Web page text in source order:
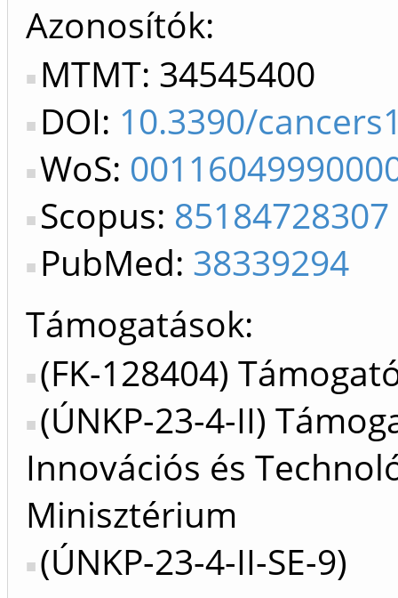
Azonosítók
MTMT: 34545400
DOI: 10.3390/
WoS:
Scopus: 85184728307
PubMed: 38339294
Támogatások:
(FK-128404)
(ÚNKP-23-4-II)
Innovációs és
Minisztérium
(ÚNKP-23-4-II-SE-9)